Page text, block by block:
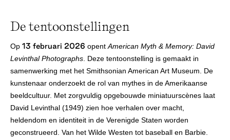
De tentoonstellingen
Op 13 februari 2026 opent American Myth & Memory: David
Levinthal Photographs . Deze tentoonstelling is gemaakt in
samenwerking met het Smithsonian American Art Museum. De
kunstenaar onderzoekt de rol van mythes in de Amerikaanse
beeldcultuur. Met zorgvuldig opgebouwde miniatuurscènes laat
David Levinthal (1949) zien hoe verhalen over macht,
heldendom en identiteit in de Verenigde Staten worden
geconstrueerd. Van het Wilde Westen tot baseball en Barbie.